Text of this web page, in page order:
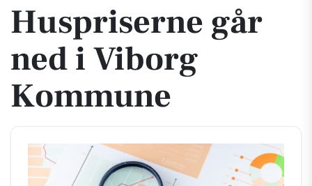
Huspriserne går
ned i Viborg
Kommune